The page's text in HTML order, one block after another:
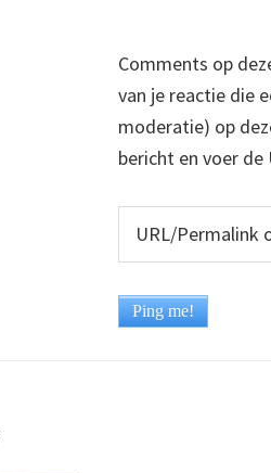
Comments op
van je reactie die
moderatie) op
bericht en voer de